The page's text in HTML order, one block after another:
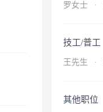
罗女士 ·
技工/普工
王先生 ·
其他职位